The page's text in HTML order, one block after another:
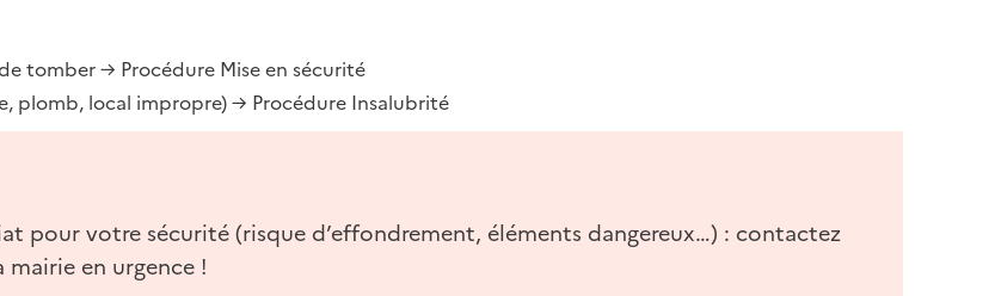
tomber → Procédure Mise en sécurité
plomb, local impropre) → Procédure Insalubrité
pour votre sécurité (risque d’effondrement, éléments dangereux…) : contactez
en urgence !